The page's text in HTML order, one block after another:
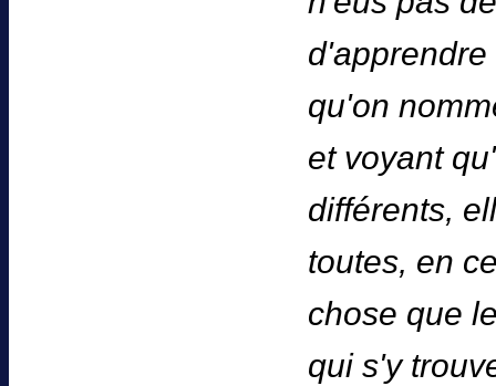
qu'on
et voyant
différents,
toutes, en
chose que
qui s'y